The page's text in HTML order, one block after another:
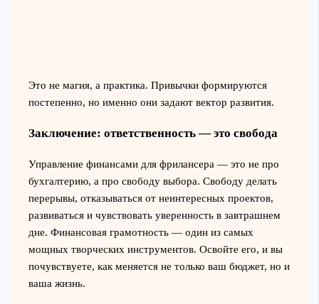
Это не магия, а практика. Привычки формируются
постепенно, но именно они задают вектор развития.
Заключение: ответственность — это свобода
Управление финансами для фрилансера — это не про
бухгалтерию, а про свободу выбора. Свободу делать
перерывы, отказываться от неинтересных проектов,
развиваться и чувствовать уверенность в завтрашнем
дне. Финансовая грамотность — один из самых
мощных творческих инструментов. Освойте его, и вы
почувствуете, как меняется не только ваш бюджет, но и
ваша жизнь.